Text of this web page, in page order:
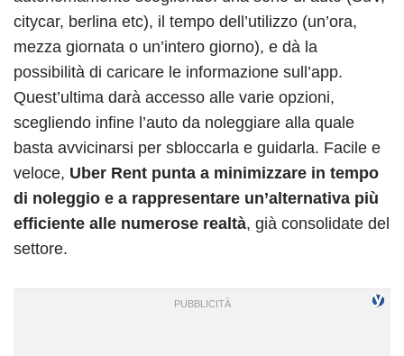
citycar, berlina etc), il tempo dell’utilizzo (un’ora,
mezza giornata o un’intero giorno), e dà la
possibilità di caricare le informazione sull’app.
Quest’ultima darà accesso alle varie opzioni,
scegliendo infine l’auto da noleggiare alla quale
basta avvicinarsi per sbloccarla e guidarla. Facile e
veloce, Uber Rent punta a minimizzare in tempo
di noleggio e a rappresentare un’alternativa più
efficiente alle numerose realtà, già consolidate del
settore.